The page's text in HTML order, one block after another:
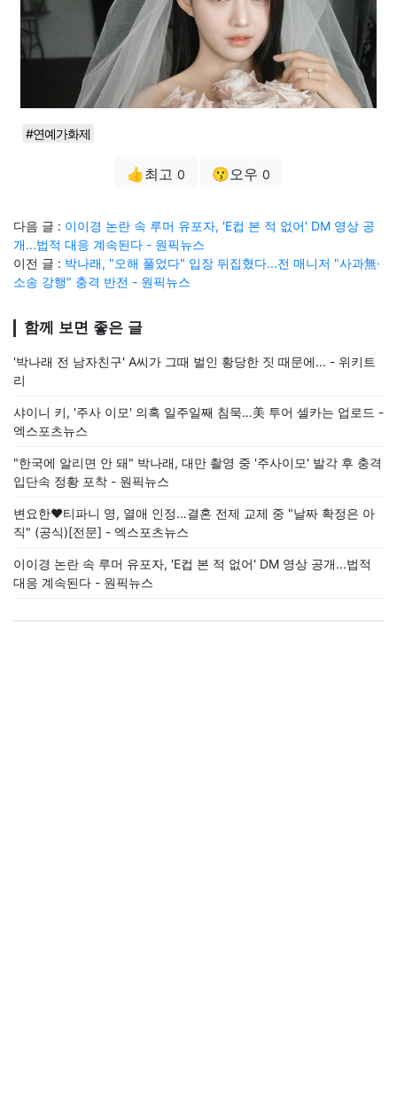
#연예가화제
👍최고 0 😗오우 0
다음 글 : 이이경 논란 속 루머 유포자, 'E컵 본 적 없어' DM 영상 공
개...법적 대응 계속된다 - 원픽뉴스
이전 글 : 박나래, "오해 풀었다" 입장 뒤집혔다...전 매니저 "사과無·
소송 강행" 충격 반전 - 원픽뉴스
함께 보면 좋은 글
'박나래 전 남자친구' A씨가 그때 벌인 황당한 짓 때문에... - 위키트
리
샤이니 키, '주사 이모' 의혹 일주일째 침묵…美 투어 셀카는 업로드 -
엑스포츠뉴스
"한국에 알리면 안 돼" 박나래, 대만 촬영 중 '주사이모' 발각 후 충격
입단속 정황 포착 - 원픽뉴스
변요한♥티파니 영, 열애 인정…결혼 전제 교제 중 "날짜 확정은 아
직" (공식)[전문] - 엑스포츠뉴스
이이경 논란 속 루머 유포자, 'E컵 본 적 없어' DM 영상 공개...법적
대응 계속된다 - 원픽뉴스